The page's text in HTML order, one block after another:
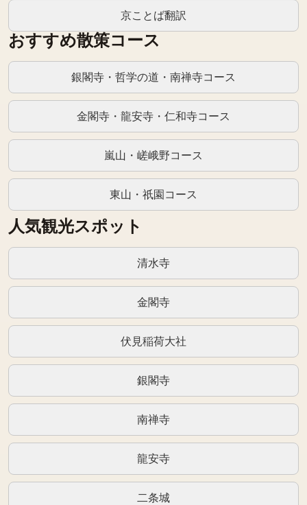
京ことば翻訳
おすすめ散策コース
銀閣寺・哲学の道・南禅寺コース
金閣寺・龍安寺・仁和寺コース
嵐山・嵯峨野コース
東山・祇園コース
人気観光スポット
清水寺
金閣寺
伏見稲荷大社
銀閣寺
南禅寺
龍安寺
二条城